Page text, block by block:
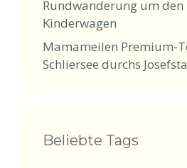
Rundwanderung um den
Kinderwagen
Mamameilen Premium-
Schliersee durchs
Beliebte Tags